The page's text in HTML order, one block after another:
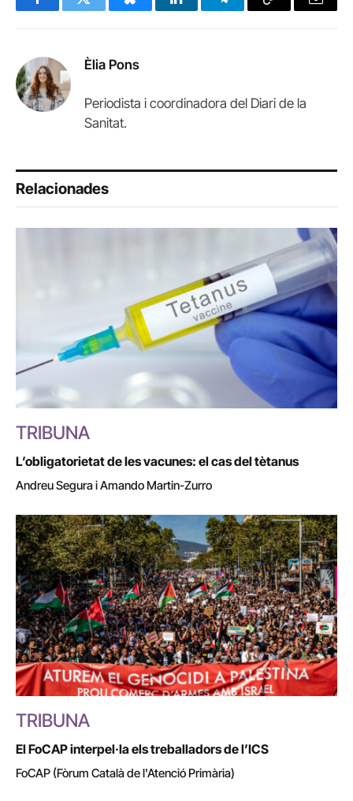
FacebookTwitter BlueskyLinkedInTelegramCopy
Email
Èlia Pons
Periodista i coordinadora del Diari de la
Sanitat.
Relacionades
TRIBUNA
L’obligatorietat de les vacunes: el cas del tètanus
Andreu Segura i Amando Martin-Zurro
TRIBUNA
El FoCAP interpel·la els treballadors de l’ICS
FoCAP (Fòrum Català de l'Atenció Primària)